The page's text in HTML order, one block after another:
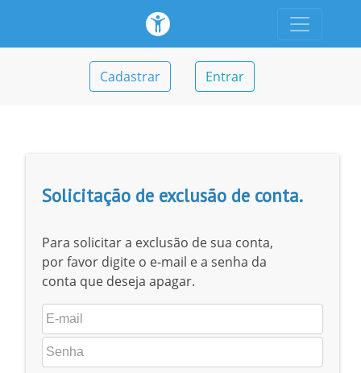
Cadastrar Entrar
Solicitação de exclusão de conta.
Para solicitar a exclusão de sua conta,
por favor digite o e-mail e a senha da
conta que deseja apagar.